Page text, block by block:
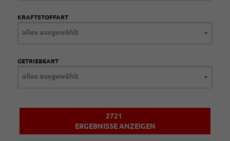
KRAFTSTOFFART
alles ausgewählt
GETRIEBEART
alles ausgewählt
2721
ERGEBNISSE ANZEIGEN